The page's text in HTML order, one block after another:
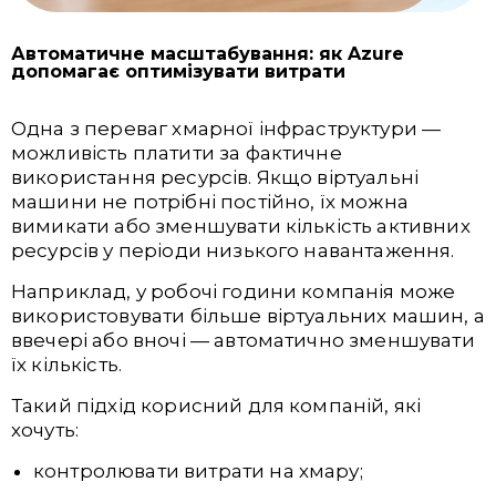
Автоматичне масштабування: як Azure
допомагає оптимізувати витрати
Одна з переваг хмарної інфраструктури —
можливість платити за фактичне
використання ресурсів. Якщо віртуальні
машини не потрібні постійно, їх можна
вимикати або зменшувати кількість активних
ресурсів у періоди низького навантаження.
Наприклад, у робочі години компанія може
використовувати більше віртуальних машин, а
ввечері або вночі — автоматично зменшувати
їх кількість.
Такий підхід корисний для компаній, які
хочуть:
контролювати витрати на хмару;